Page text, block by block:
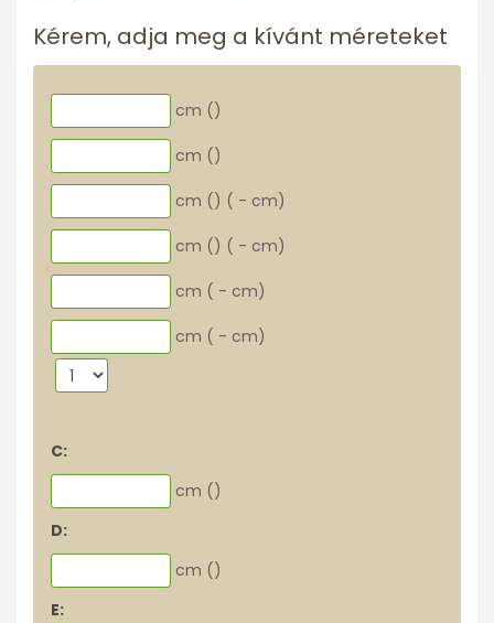
Kérem, adja meg a kívánt méreteket
cm ()
cm ()
cm () ( - cm)
cm () ( - cm)
cm ( - cm)
cm ( - cm)
C:
cm ()
D:
cm ()
E: